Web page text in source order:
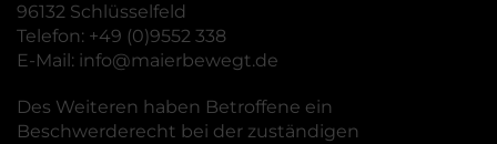
96132 Schlüsselfeld
Telefon: +49 (0)9552 338
E-Mail: info@maierbewegt.de
Des Weiteren haben Betroffene ein
Beschwerderecht bei der zuständigen